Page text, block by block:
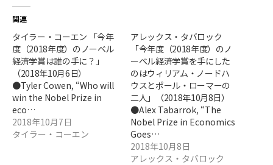
関連
タイラー・コーエン 「今年
度（2018年度）のノーベル
経済学賞は誰の手に？」
（2018年10月6日）
●Tyler Cowen, “Who will
win the Nobel Prize in
eco…
2018年10月7日
タイラー・コーエン
アレックス・タバロック
「今年度（2018年度）のノ
ーベル経済学賞を手にした
のはウィリアム・ノードハ
ウスとポール・ローマーの
二人」（2018年10月8日）
●Alex Tabarrok, “The
Nobel Prize in Economics
Goes…
2018年10月8日
アレックス・タバロック